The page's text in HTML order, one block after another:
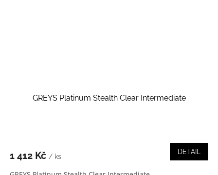
GREYS Platinum Stealth Clear Intermediate
1 412 Kč / ks
DETAIL